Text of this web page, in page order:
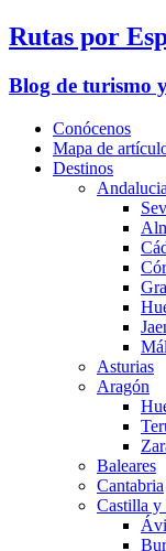
Rutas por
Blog de turismo
Conócenos
Mapa de
Destinos
Andalucia
Asturias
Aragón
Baleares
Cantabria
Castilla y